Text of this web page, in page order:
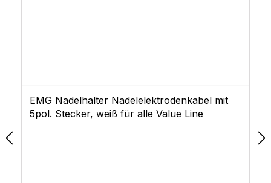
EMG Nadelhalter Nadelelektrodenkabel mit
5pol. Stecker, weiß für alle Value Line